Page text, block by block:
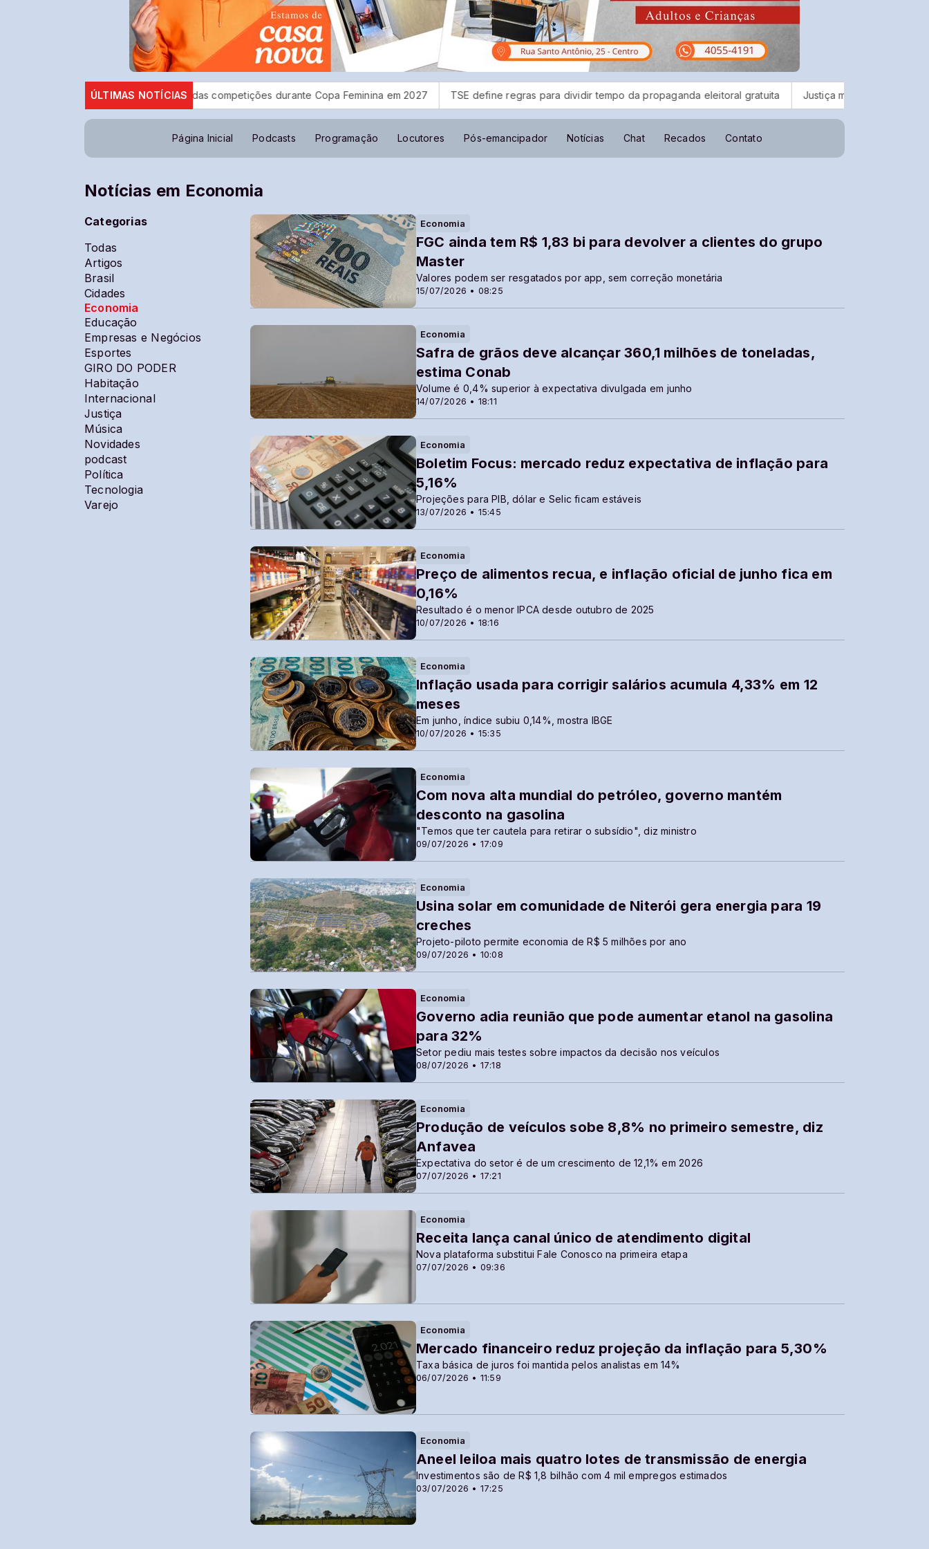
ÚLTIMAS NOTÍCIAS
CBF reforça paralisação das competições durante Copa Feminina em 2027 TSE define regras para dividir tempo da propaganda eleitoral gratuita Justiça mantém suspensa licença da
Página Inicial Podcasts Programação Locutores Pós-emancipador Notícias Chat Recados Contato
Notícias em Economia
Categorias
Todas
Artigos
Brasil
Cidades
Economia
Educação
Empresas e Negócios
Esportes
GIRO DO PODER
Habitação
Internacional
Justiça
Música
Novidades
podcast
Política
Tecnologia
Varejo
Economia
15/07/2026 • 08:25
FGC ainda tem R$ 1,83 bi para devolver a clientes do grupo
Master
Valores podem ser resgatados por app, sem correção monetária
Economia
14/07/2026 • 18:11
Safra de grãos deve alcançar 360,1 milhões de toneladas,
estima Conab
Volume é 0,4% superior à expectativa divulgada em junho
Economia
13/07/2026 • 15:45
Boletim Focus: mercado reduz expectativa de inflação para
5,16%
Projeções para PIB, dólar e Selic ficam estáveis
Economia
10/07/2026 • 18:16
Preço de alimentos recua, e inflação oficial de junho fica em
0,16%
Resultado é o menor IPCA desde outubro de 2025
Economia
10/07/2026 • 15:35
Inflação usada para corrigir salários acumula 4,33% em 12
meses
Em junho, índice subiu 0,14%, mostra IBGE
Economia
09/07/2026 • 17:09
Com nova alta mundial do petróleo, governo mantém
desconto na gasolina
"Temos que ter cautela para retirar o subsídio", diz ministro
Economia
09/07/2026 • 10:08
Usina solar em comunidade de Niterói gera energia para 19
creches
Projeto-piloto permite economia de R$ 5 milhões por ano
Economia
08/07/2026 • 17:18
Governo adia reunião que pode aumentar etanol na gasolina
para 32%
Setor pediu mais testes sobre impactos da decisão nos veículos
Economia
07/07/2026 • 17:21
Produção de veículos sobe 8,8% no primeiro semestre, diz
Anfavea
Expectativa do setor é de um crescimento de 12,1% em 2026
Economia
07/07/2026 • 09:36
Receita lança canal único de atendimento digital
Nova plataforma substitui Fale Conosco na primeira etapa
Economia
06/07/2026 • 11:59
Mercado financeiro reduz projeção da inflação para 5,30%
Taxa básica de juros foi mantida pelos analistas em 14%
Economia
03/07/2026 • 17:25
Aneel leiloa mais quatro lotes de transmissão de energia
Investimentos são de R$ 1,8 bilhão com 4 mil empregos estimados